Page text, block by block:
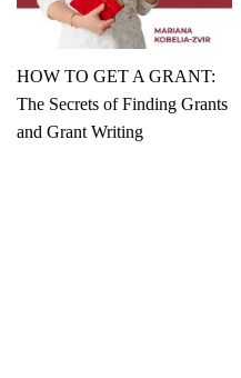
HOW TO GET A GRANT:
The Secrets of Finding Grants
and Grant Writing